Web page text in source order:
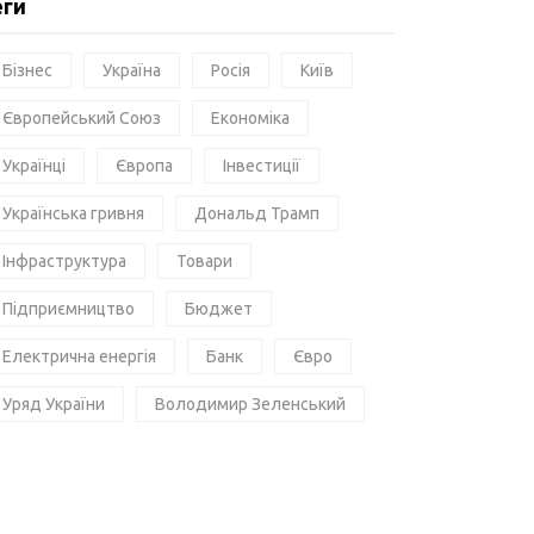
Бізнес Україна Росія Київ
Європейський Союз Економіка
Українці Європа Інвестиції
Українська гривня Дональд Трамп
Інфраструктура Товари
Підприємництво Бюджет
Електрична енергія Банк Євро
Уряд України Володимир Зеленський